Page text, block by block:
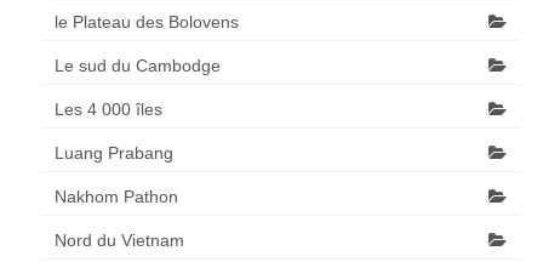
le Plateau des Bolovens
Le sud du Cambodge
Les 4 000 îles
Luang Prabang
Nakhom Pathon
Nord du Vietnam